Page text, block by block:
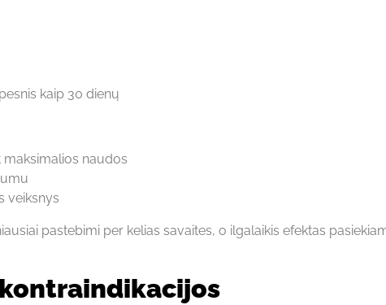
kaip 30 dienų
maksimalios naudos
veiksnys
pastebimi per kelias savaites, o ilgalaikis efektas